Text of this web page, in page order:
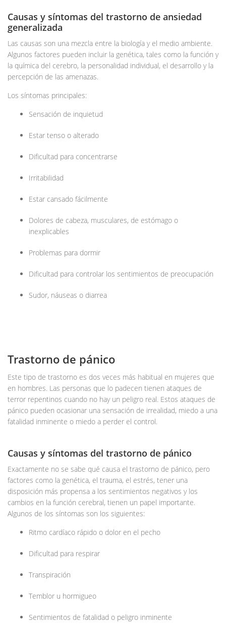
Causas y síntomas del trastorno de ansiedad
generalizada
Las causas son una mezcla entre la biología y el medio ambiente.
Algunos factores pueden incluir la genética, tales como la función y
la química del cerebro, la personalidad individual, el desarrollo y la
percepción de las amenazas.
Los síntomas principales:
Sensación de inquietud
Estar tenso o alterado
Dificultad para concentrarse
Irritabilidad
Estar cansado fácilmente
Dolores de cabeza, musculares, de estómago o
inexplicables
Problemas para dormir
Dificultad para controlar los sentimientos de preocupación
Sudor, náuseas o diarrea
Trastorno de pánico
Este tipo de trastorno es dos veces más habitual en mujeres que
en hombres. Las personas que lo padecen tienen ataques de
terror repentinos cuando no hay un peligro real. Estos ataques de
pánico pueden ocasionar una sensación de irrealidad, miedo a una
fatalidad inminente o miedo a perder el control.
Causas y síntomas del trastorno de pánico
Exactamente no se sabe qué causa el trastorno de pánico, pero
factores como la genética, el trauma, el estrés, tener una
disposición más propensa a los sentimientos negativos y los
cambios en la función cerebral, tienen un papel importante.
Algunos de los síntomas son los siguientes:
Ritmo cardíaco rápido o dolor en el pecho
Dificultad para respirar
Transpiración
Temblor u hormigueo
Sentimientos de fatalidad o peligro inminente